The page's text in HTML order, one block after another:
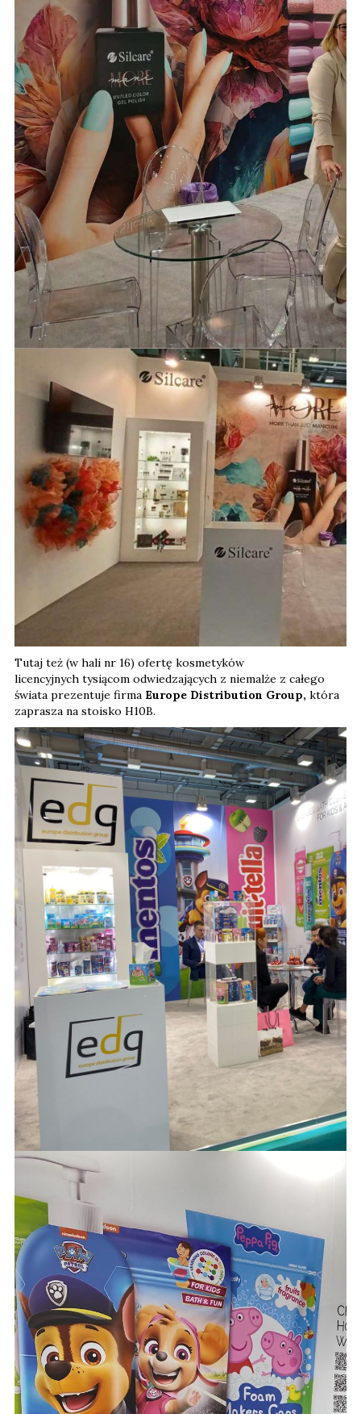
Tutaj też (w hali nr 16) ofertę kosmetyków
licencyjnych tysiącom odwiedzających z niemalże z całego
świata prezentuje firma Europe Distribution Group, która
zaprasza na stoisko H10B.